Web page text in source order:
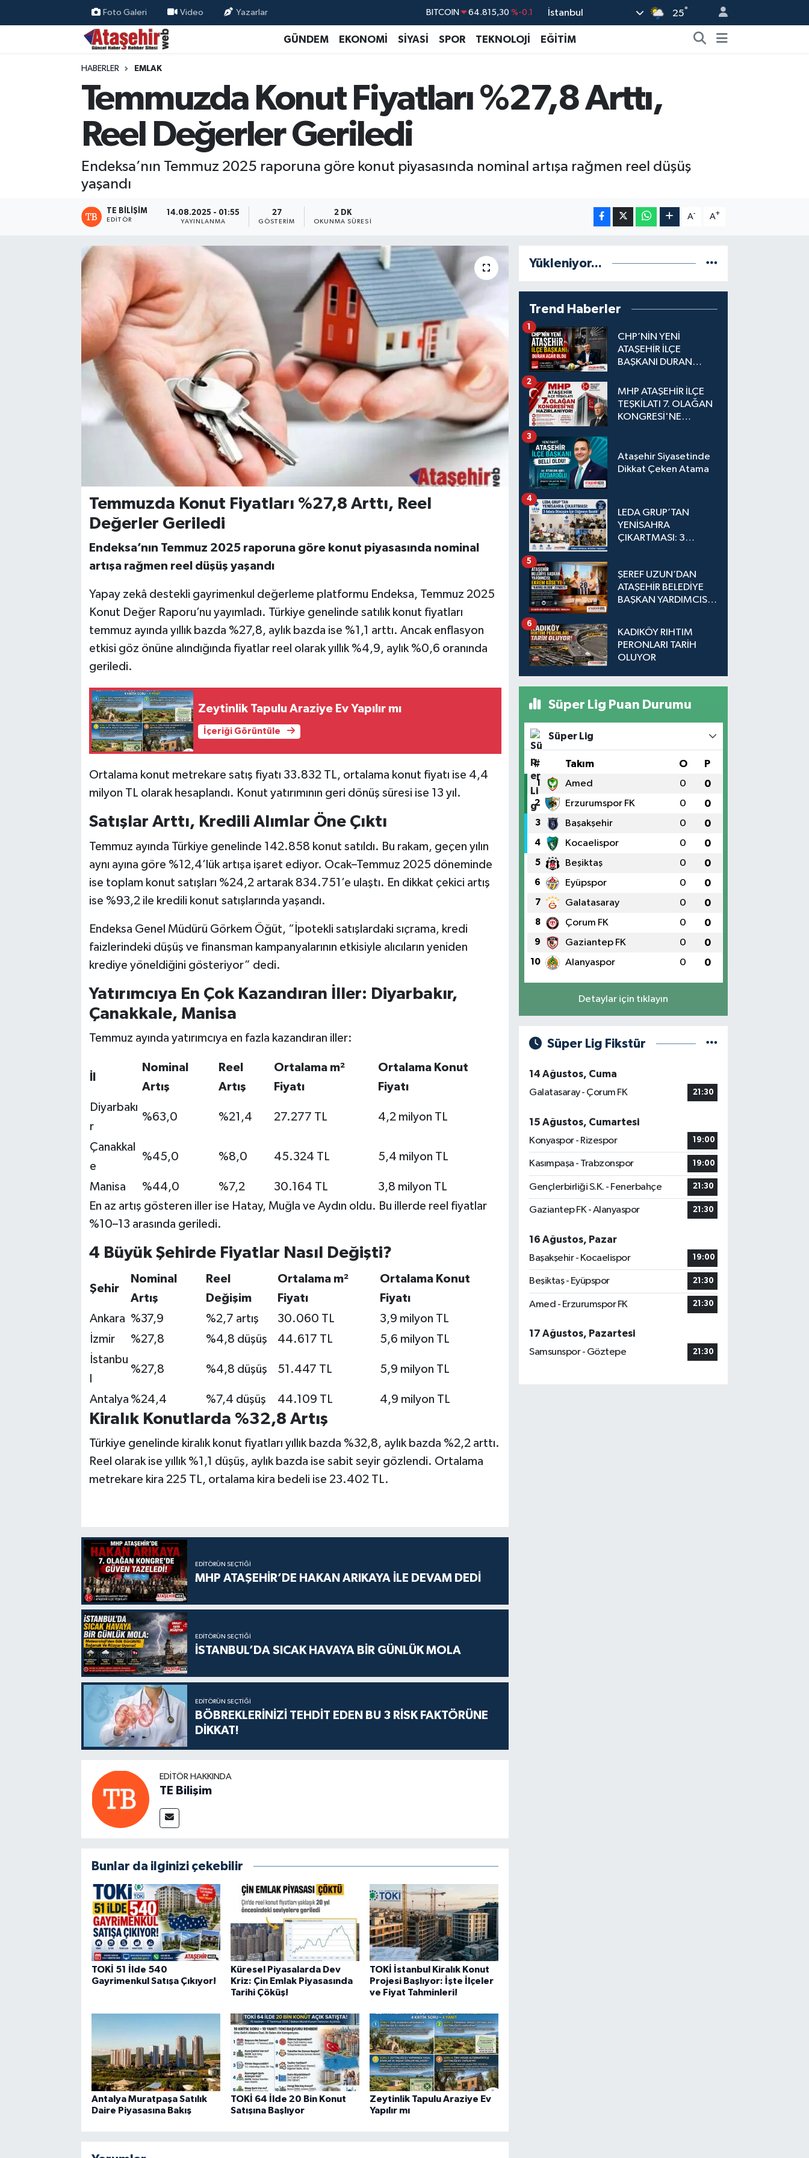
Foto Galeri Video Yazarlar DOLAR 47,7436 %0.18
EURO 55,2510 %0.32
BİST100 13.779 %-14
İstanbul 25°
GÜNDEM EKONOMİ SİYASİ SPOR TEKNOLOJİ EĞİTİM
HABERLER EMLAK
Temmuzda Konut Fiyatları %27,8 Arttı,
Reel Değerler Geriledi
Endeksa’nın Temmuz 2025 raporuna göre konut piyasasında nominal artışa rağmen reel düşüş
yaşandı
TE BILIŞIM
EDITÖR
14.08.2025 - 01:55
YAYINLANMA
27
GÖSTERIM
2 DK
OKUNMA SÜRESI
A- A+
Temmuzda Konut Fiyatları %27,8 Arttı, Reel
Değerler Geriledi
Endeksa’nın Temmuz 2025 raporuna göre konut piyasasında nominal
artışa rağmen reel düşüş yaşandı
Yapay zekâ destekli gayrimenkul değerleme platformu Endeksa, Temmuz 2025
Konut Değer Raporu’nu yayımladı. Türkiye genelinde satılık konut fiyatları
temmuz ayında yıllık bazda %27,8, aylık bazda ise %1,1 arttı. Ancak enflasyon
etkisi göz önüne alındığında fiyatlar reel olarak yıllık %4,9, aylık %0,6 oranında
geriledi.
Zeytinlik Tapulu Araziye Ev Yapılır mı
İçeriği Görüntüle
Ortalama konut metrekare satış fiyatı 33.832 TL, ortalama konut fiyatı ise 4,4
milyon TL olarak hesaplandı. Konut yatırımının geri dönüş süresi ise 13 yıl.
Satışlar Arttı, Kredili Alımlar Öne Çıktı
Temmuz ayında Türkiye genelinde 142.858 konut satıldı. Bu rakam, geçen yılın
aynı ayına göre %12,4’lük artışa işaret ediyor. Ocak–Temmuz 2025 döneminde
ise toplam konut satışları %24,2 artarak 834.751’e ulaştı. En dikkat çekici artış
ise %93,2 ile kredili konut satışlarında yaşandı.
Endeksa Genel Müdürü Görkem Öğüt, “İpotekli satışlardaki sıçrama, kredi
faizlerindeki düşüş ve finansman kampanyalarının etkisiyle alıcıların yeniden
krediye yöneldiğini gösteriyor” dedi.
Yatırımcıya En Çok Kazandıran İller: Diyarbakır,
Çanakkale, Manisa
Temmuz ayında yatırımcıya en fazla kazandıran iller:
Nominal
Artış
Reel
Artış
Ortalama m²
Fiyatı
Ortalama Konut
Fiyatı
Diyarbakı
r
%63,0 %21,4 27.277 TL 4,2 milyon TL
Çanakkal
e
%45,0 %8,0 45.324 TL 5,4 milyon TL
Manisa %44,0 %7,2 30.164 TL
3,8 milyon TL
En az artış gösteren iller ise Hatay, Muğla ve Aydın oldu. Bu illerde reel fiyatlar
%10–13 arasında geriledi.
4 Büyük Şehirde Fiyatlar Nasıl Değişti?
Şehir
Nominal
Artış
Reel
Değişim
Ortalama m²
Fiyatı
Ortalama Konut
Fiyatı
Ankara %37,9 %2,7 artış 30.060 TL
3,9 milyon TL
İzmir
%27,8 %4,8 düşüş 44.617 TL
5,6 milyon TL
İstanbu
%27,8 %4,8 düşüş 51.447 TL 5,9 milyon TL
Antalya %24,4 %7,4 düşüş 44.109 TL 4,9 milyon TL
Kiralık Konutlarda %32,8 Artış
Türkiye genelinde kiralık konut fiyatları yıllık bazda %32,8, aylık bazda %2,2 arttı.
Reel olarak ise yıllık %1,1 düşüş, aylık bazda ise sabit seyir gözlendi. Ortalama
metrekare kira 225 TL, ortalama kira bedeli ise 23.402 TL.
EDITÖRÜN SEÇTIĞI
MHP ATAŞEHİR’DE HAKAN ARIKAYA İLE DEVAM DEDİ
EDITÖRÜN SEÇTIĞI
İSTANBUL’DA SICAK HAVAYA BİR GÜNLÜK MOLA
EDITÖRÜN SEÇTIĞI
BÖBREKLERİNİZİ TEHDİT EDEN BU 3 RİSK FAKTÖRÜNE
DİKKAT!
EDITÖR HAKKINDA
TE Bilişim
Bunlar da ilginizi çekebilir
TOKİ 51 İlde 540
Gayrimenkul Satışa Çıkıyor!
Küresel Piyasalarda Dev
Kriz: Çin Emlak Piyasasında
Tarihi Çöküş!
TOKİ İstanbul Kiralık Konut
Projesi Başlıyor: İşte İlçeler
ve Fiyat Tahminleri!
Antalya Muratpaşa Satılık
Daire Piyasasına Bakış
TOKİ 64 İlde 20 Bin Konut
Satışına Başlıyor
Zeytinlik Tapulu Araziye Ev
Yapılır mı
Yükleniyor...
Trend Haberler
CHP’NİN YENİ
ATAŞEHİR İLÇE
BAŞKANI DURAN
1
MHP ATAŞEHİR İLÇE
TEŞKİLATI 7. OLAĞAN
KONGRESİ'NE
2
Ataşehir Siyasetinde
Dikkat Çeken Atama
3
LEDA GRUP’TAN
YENİSAHRA
ÇIKARTMASI: 3
4
ŞEREF UZUN’DAN
ATAŞEHİR BELEDİYE
BAŞKAN YARDIMCISI
"HAYIRLI OLSUN"
ZİYARETİ
5
KADIKÖY RIHTIM
PERONLARI TARİH
OLUYOR
6
Süper Lig Puan Durumu
Süper Lig
# Takım O P
1 Amed 0 0
2 Erzurumspor FK 0 0
3 Başakşehir 0 0
4 Kocaelispor 0 0
5 Beşiktaş 0 0
6 Eyüpspor 0 0
7 Galatasaray 0 0
8 Çorum FK 0 0
9 Gaziantep FK 0 0
10 Alanyaspor 0 0
Detaylar için tıklayın
Süper Lig Fikstür
14 Ağustos, Cuma
Galatasaray - Çorum FK
21:30
15 Ağustos, Cumartesi
Konyaspor - Rizespor
19:00
Kasımpaşa - Trabzonspor 19:00
Gençlerbirliği S.K. - Fenerbahçe 21:30
Gaziantep FK - Alanyaspor 21:30
16 Ağustos, Pazar
Başakşehir - Kocaelispor
19:00
Beşiktaş - Eyüpspor 21:30
Amed - Erzurumspor FK 21:30
17 Ağustos, Pazartesi
Samsunspor - Göztepe
21:30
Hava Durumu
Süper Lig Puan Durumu ve Fikstür
Tüm Manşetler
Son Dakika Haberleri